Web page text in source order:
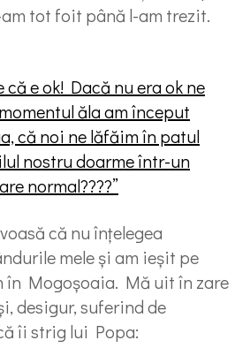
tot foit până l-am trezit.
e ok! Dacă nu era ok ne
ăla am început
că noi ne lăfăim în patul
nostru doarme într-un
normal????”
că nu înțelegea
mele și am ieșit pe
în Mogoșoaia. Mă uit în zare
desigur, suferind de
îi strig lui Popa: